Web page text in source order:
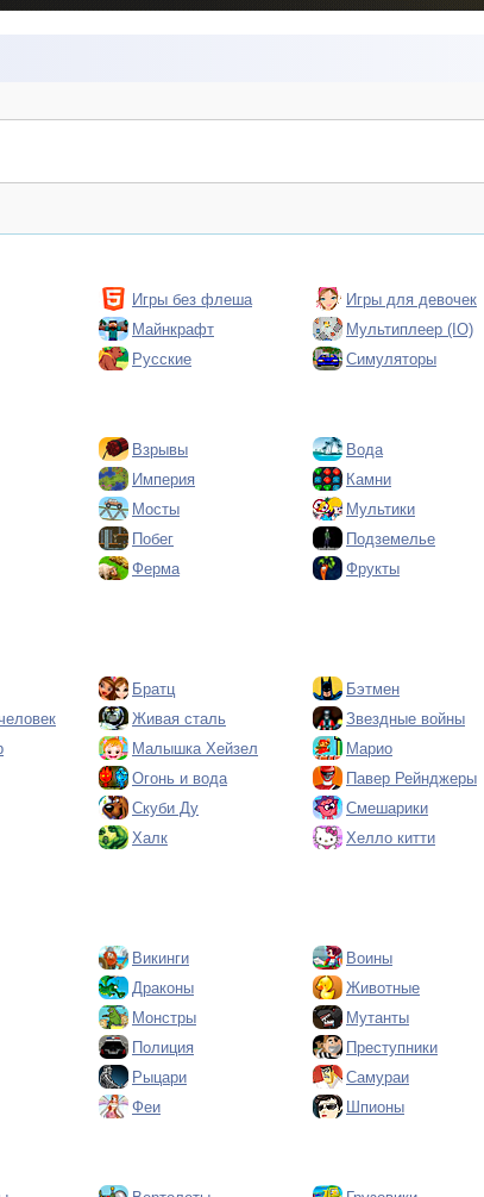
Игры без флеша Игры для девочек
Майнкрафт Мультиплеер (IO)
Русские Симуляторы
Взрывы Вода
Империя Камни
Мосты Мультики
Побег Подземелье
Ферма Фрукты
Братц Бэтмен
Живая сталь Звездные войны
Малышка Хейзел Марио
Огонь и вода Павер Рейнджеры
Скуби Ду Смешарики
Халк Хелло китти
Викинги Воины
Драконы Животные
Монстры Мутанты
Полиция Преступники
Рыцари Самураи
Феи Шпионы